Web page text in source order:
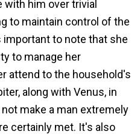
with him over trivial
to maintain control of the
important to note that she
to manage her
attend to the household's
along with Venus, in
make a man extremely
certainly met. It's also